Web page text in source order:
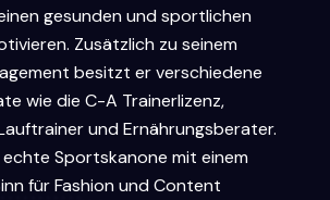
gesunden und sportlichen
Zusätzlich zu seinem
besitzt er verschiedene
wie die C-A Trainerlizenz,
und Ernährungsberater.
Sportskanone mit einem
für Fashion und Content